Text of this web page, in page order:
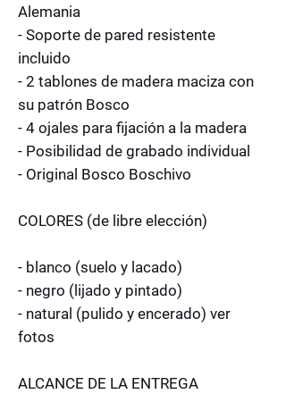
Alemania
- Soporte de pared resistente
incluido
- 2 tablones de madera maciza con
su patrón Bosco
- 4 ojales para fijación a la madera
- Posibilidad de grabado individual
- Original Bosco Boschivo
COLORES (de libre elección)
- blanco (suelo y lacado)
- negro (lijado y pintado)
- natural (pulido y encerado) ver
fotos
ALCANCE DE LA ENTREGA